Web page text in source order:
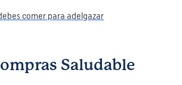
comer para adelgazar
Saludable